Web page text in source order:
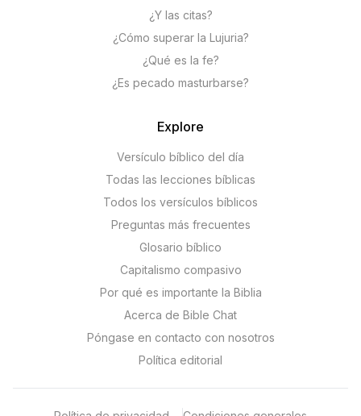
¿Y las citas?
¿Cómo superar la Lujuria?
¿Qué es la fe?
¿Es pecado masturbarse?
Explore
Versículo bíblico del día
Todas las lecciones bíblicas
Todos los versículos bíblicos
Preguntas más frecuentes
Glosario bíblico
Capitalismo compasivo
Por qué es importante la Biblia
Acerca de Bible Chat
Póngase en contacto con nosotros
Política editorial